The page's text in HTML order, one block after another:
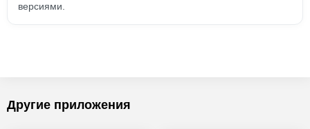
версиями.
Другие приложения